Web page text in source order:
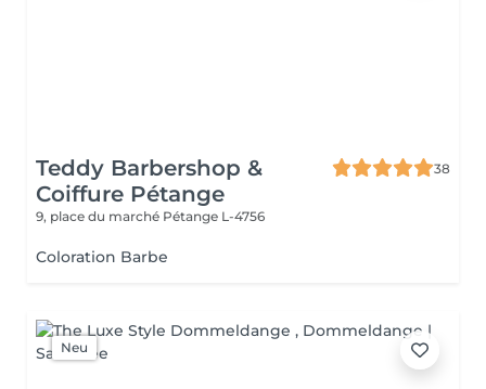
Teddy Barbershop &
Coiffure Pétange
38
9, place du marché Pétange L-4756
Coloration Barbe
Neu